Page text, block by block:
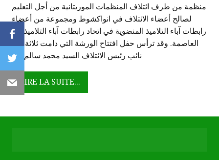
منظمة من طرف ائتلاف المنظمات الموريتانية من أجل التعليم
لصالح أعضاء الائتلاف في انواكشوط ومجموعة من أعضاء
رابطات آباء التلاميذ المنضوية في اتحاد رابطات آباء التلاميذ في
العاصمة. وقد ترأس حفل افتتاح الورشة التي دامت ثلاثة أيام
نائب رئيس الائتلاف السيد محمد سالم ولد
LIRE LA SUITE...
Facebook
Twitter
Email